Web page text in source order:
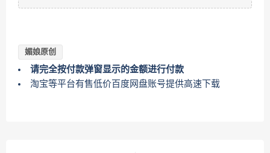
媚娘原创
请完全按付款弹窗显示的金额进行付款
淘宝等平台有售低价百度网盘账号提供高速下载